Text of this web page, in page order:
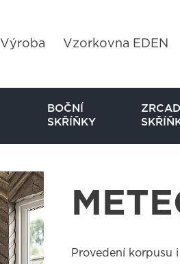
Výroba Vzorkovna EDEN
BOČNÍ
SKŘÍŇKY
Provedení korpusu